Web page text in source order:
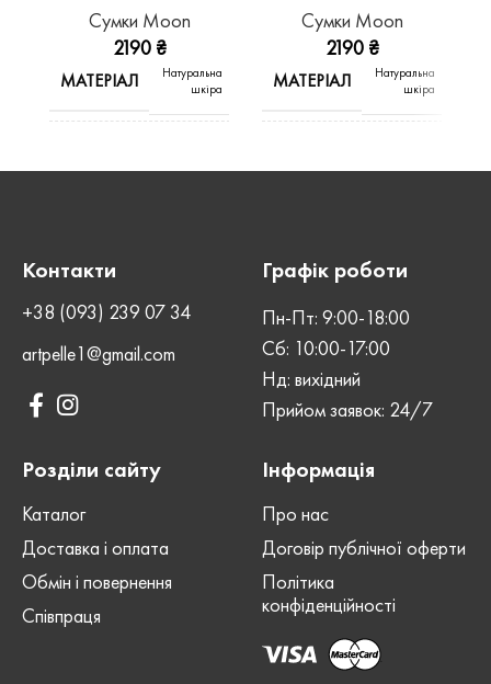
Сумки Moon
2190 ₴
МАТЕРІАЛ
Натуральна
шкіра
ШОВ Машинний
Сумки Moon
2190 ₴
МАТЕРІАЛ
Натуральна
шкіра
ШОВ
СТАТЬ
Контакти
+38 (093) 239 07 34
artpelle1@gmail.com
Графік роботи
Пн-Пт: 9:00-18:00
Сб: 10:00-17:00
Нд: вихідний
Прийом заявок: 24/7
Розділи сайту
Каталог
Доставка і оплата
Обмін і повернення
Співпраця
Інформація
Про нас
Договір публічної оферти
Політика
конфіденційності